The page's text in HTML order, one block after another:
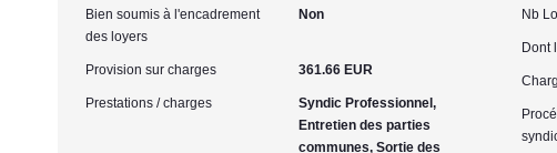
Bien soumis à l'encadrement
des loyers
Non
Provision sur charges 361.66 EUR
Prestations / charges
Syndic Professionnel,
Entretien des parties
communes, Sortie des
Nb
Dont